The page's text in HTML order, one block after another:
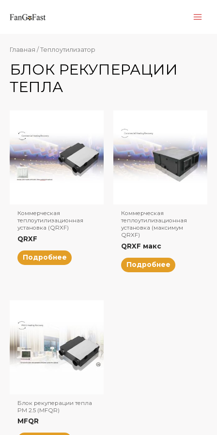
Главная / Теплоутилизатор
БЛОК РЕКУПЕРАЦИИ
ТЕПЛА
Коммерческая
теплоутилизационная
установка (QRXF)
QRXF
Подробнее
Коммерческая
теплоутилизационная
установка (максимум
QRXF)
QRXF макс
Подробнее
Блок рекуперации тепла
PM 2.5 (MFQR)
MFQR